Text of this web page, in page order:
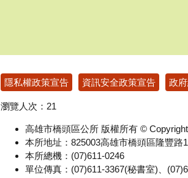
隱私權政策宣告
資訊安全政策宣告 政
瀏覽人次： 21
高雄市橋頭區公所 版權所有 ©
本所地址：825003高雄市橋頭區隆豐路
本所總機：(07)611-0246
單位傳真：(07)611-3367(秘書室)、